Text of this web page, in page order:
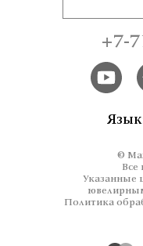
+7-
©
Указанные
Политика